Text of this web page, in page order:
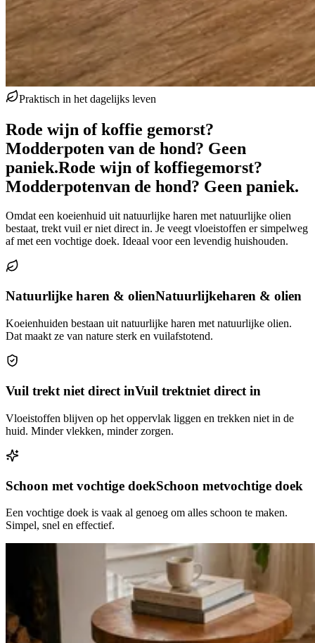
Praktisch in het dagelijks leven
Rode wijn of koffie gemorst?
Modderpoten van de hond? Geen
paniek.Rode wijn of koffiegemorst?
Modderpotenvan de hond? Geen paniek.
Omdat een koeienhuid uit natuurlijke haren met natuurlijke olien
bestaat, trekt vuil er niet direct in. Je veegt vloeistoffen er simpelweg
af met een vochtige doek. Ideaal voor een levendig huishouden.
Natuurlijke haren & olienNatuurlijkeharen & olien
Koeienhuiden bestaan uit natuurlijke haren met natuurlijke olien.
Dat maakt ze van nature sterk en vuilafstotend.
Vuil trekt niet direct inVuil trektniet direct in
Vloeistoffen blijven op het oppervlak liggen en trekken niet in de
huid. Minder vlekken, minder zorgen.
Schoon met vochtige doekSchoon metvochtige doek
Een vochtige doek is vaak al genoeg om alles schoon te maken.
Simpel, snel en effectief.